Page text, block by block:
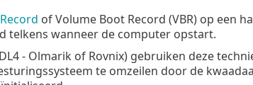
of Volume Boot Record (VBR) op een
telkens wanneer de computer opstart.
- Olmarik of Rovnix) gebruiken deze
te omzeilen door de